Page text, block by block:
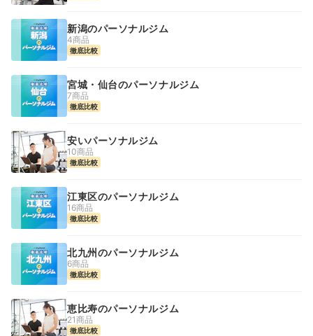
新潟のパーソナルジム
4商品
徹底比較
宮城・仙台のパーソナルジム
7商品
徹底比較
安いパーソナルジム
10商品
徹底比較
江東区のパーソナルジム
16商品
徹底比較
北九州のパーソナルジム
6商品
徹底比較
恵比寿のパーソナルジム
21商品
徹底比較